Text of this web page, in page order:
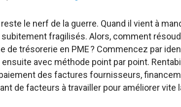
reste le nerf de la guerre. Quand il vient à
fragilisés. Alors, comment
de trésorerie en PME ? Commencez par
avec méthode point par point.
des factures fournisseurs,
de facteurs à travailler pour améliorer vite